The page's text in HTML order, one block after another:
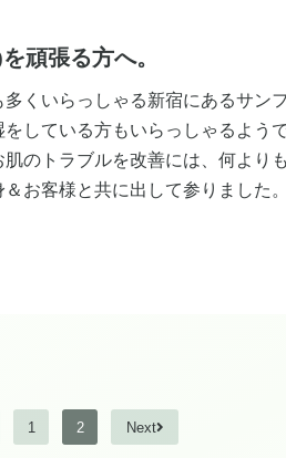
頑張る方へ。
くいらっしゃる新宿にあるサン
している方もいらっしゃるよう
のトラブルを改善には、何より
お客様と共に出して参りました。
1 2 Next